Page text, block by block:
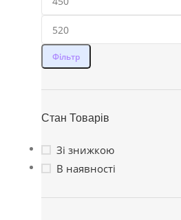
Фільтр
Стан Товарів
Зі знижкою
В наявності